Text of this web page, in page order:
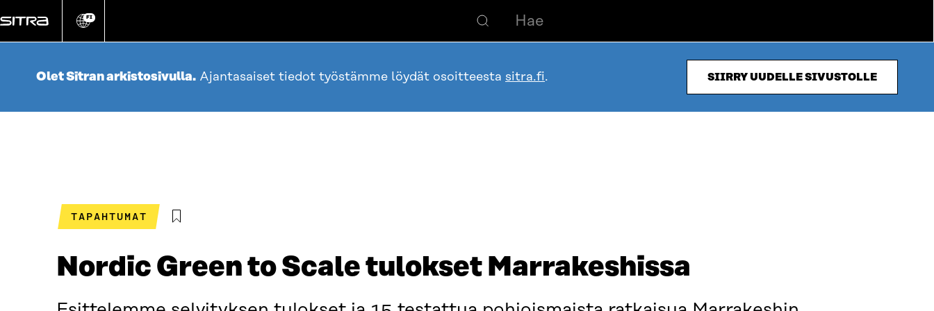
suoraan
Vaihda
kieli
FI
Olet Sitran arkistosivulla. Ajantasaiset tiedot työstämme löydät osoitteesta sitra.fi. SIIRRY UUDELLE SIVUSTOLLE
TAPAHTUMAT
Nordic Green to Scale tulokset Marrakeshissa